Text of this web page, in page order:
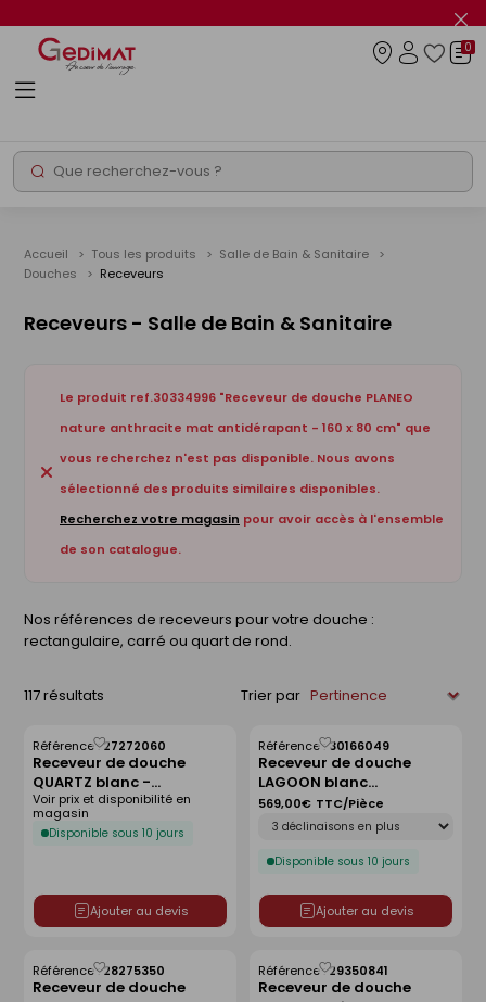
le
info
Rechercher
0
Accueil Tous les produits
Salle de Bain & Sanitaire
Douches
Receveurs
Receveurs - Salle de Bain & Sanitaire
Le produit ref.30334996 "Receveur de douche PLANEO
nature anthracite mat antidérapant - 160 x 80 cm" que
vous recherchez n'est pas disponible. Nous avons
sélectionné des produits similaires disponibles.
Recherchez votre magasin pour avoir accès à l'ensemble
de son catalogue.
Nos références de receveurs pour votre douche :
rectangulaire, carré ou quart de rond.
117 résultats Trier par
Receveur de douche
QUARTZ blanc -
120x80cm
Référence :27272060
Disponible sous 10 jours
Voir prix et disponibilité en
magasin
Ajouter au devis
Enregistrer
comme
liste
Receveur de douche
LAGOON blanc
antidérapant - 120 x 90
cm
Référence :30166049
Disponible sous 10 jours
569,00€ TTC/Pièce
Ajouter au devis
Enregistrer
comme
liste
Receveur de douche
Référence :28275350
Enregistrer
comme
Receveur de douche
Référence :29350841
Enregistrer
comme